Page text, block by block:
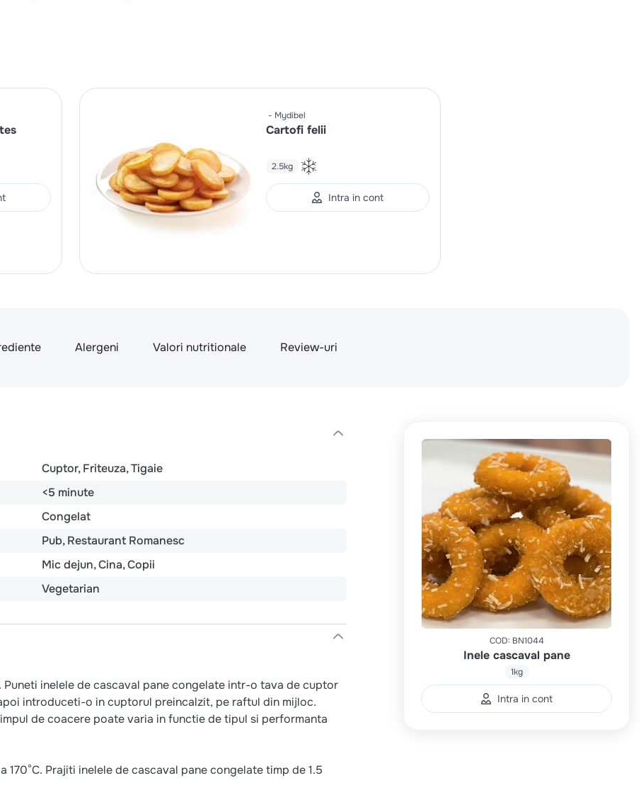
Mydibel
Cartofi felii
2.5kg
Intra in cont
Alergeni Valori nutritionale Review-uri
Cuptor Friteuza Tigaie
<5 minute
Congelat
Pub Restaurant Romanesc
Mic dejun Cina Copii
Vegetarian
inelele de cascaval pane congelate intr-o tava de cuptor
introduceti-o in cuptorul preincalzit, pe raftul din mijloc.
de coacere poate varia in functie de tipul si performanta
170°C. Prajiti inelele de cascaval pane congelate timp de 1.5
COD: BN1044
Inele cascaval pane
1kg
Intra in cont